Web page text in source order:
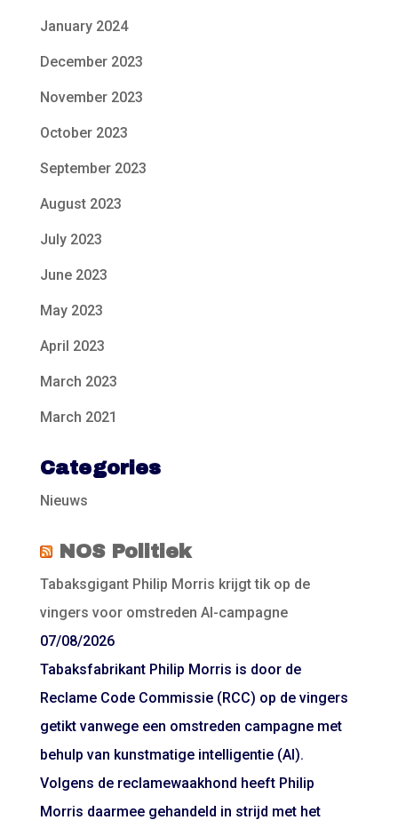
January 2024
December 2023
November 2023
October 2023
September 2023
August 2023
July 2023
June 2023
May 2023
April 2023
March 2023
March 2021
Categories
Nieuws
NOS Politiek
Tabaksgigant Philip Morris krijgt tik op de
vingers voor omstreden AI-campagne
07/08/2026
Tabaksfabrikant Philip Morris is door de
Reclame Code Commissie (RCC) op de vingers
getikt vanwege een omstreden campagne met
behulp van kunstmatige intelligentie (AI).
Volgens de reclamewaakhond heeft Philip
Morris daarmee gehandeld in strijd met het